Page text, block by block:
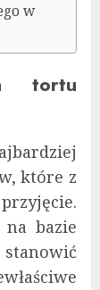
w
tortu
które z
bazie